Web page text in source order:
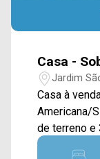
Casa -
Jardim
Casa à
Americana/SP. Este sobrado dispõe de
de terreno e
com sala de